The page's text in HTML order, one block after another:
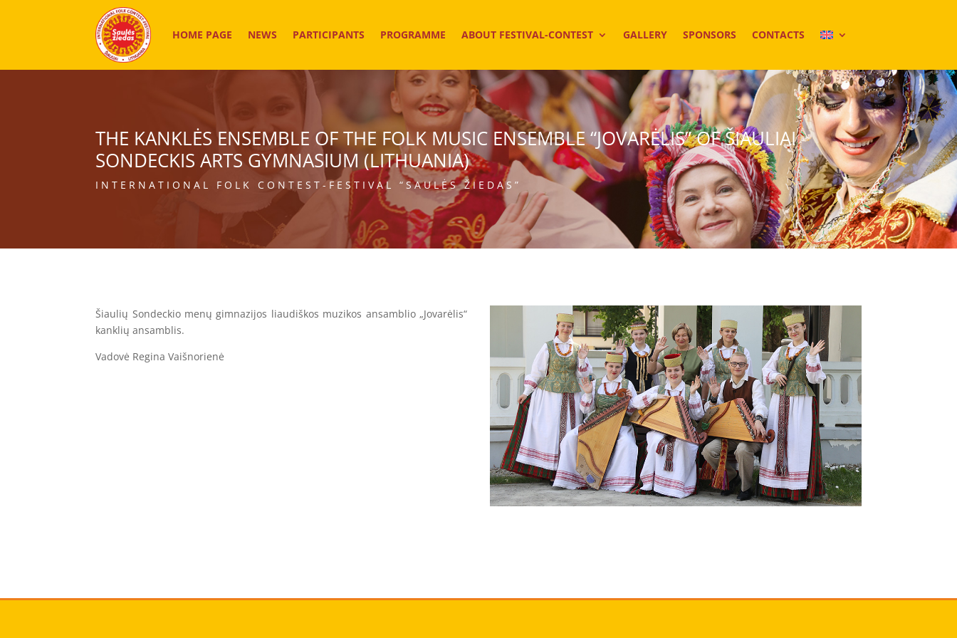
HOME PAGE NEWS PARTICIPANTS PROGRAMME ABOUT FESTIVAL-CONTEST GALLERY SPONSORS CONTACTS
THE KANKLĖS ENSEMBLE OF THE FOLK MUSIC ENSEMBLE “JOVARĖLIS” OF ŠIAULIAI
SONDECKIS ARTS GYMNASIUM (LITHUANIA)
INTERNATIONAL FOLK CONTEST-FESTIVAL “SAULĖS ŽIEDAS”
Šiaulių Sondeckio menų gimnazijos liaudiškos muzikos ansamblio „Jovarėlis“
kanklių ansamblis.
Vadovė Regina Vaišnorienė